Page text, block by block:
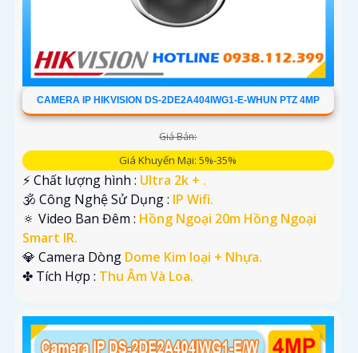
CAMERA IP HIKVISION DS-2DE2A404IWG1-E-WHUN PTZ 4MP
Giá Bán:
Giá Khuyến Mại: 5%-35%
️⚡ Chất lượng hình : Ultra 2k + .
🕉️ Công Nghệ Sử Dụng : IP Wifi.
🔅 Video Ban Đêm : Hồng Ngoại 20m Hồng Ngoại
Smart IR.
💎 Camera Dòng Dome Kim loại + Nhựa.
️✤ Tích Hợp : Thu Âm Và Loa.